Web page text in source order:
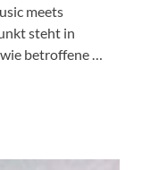
meets
steht in
wie betroffene …